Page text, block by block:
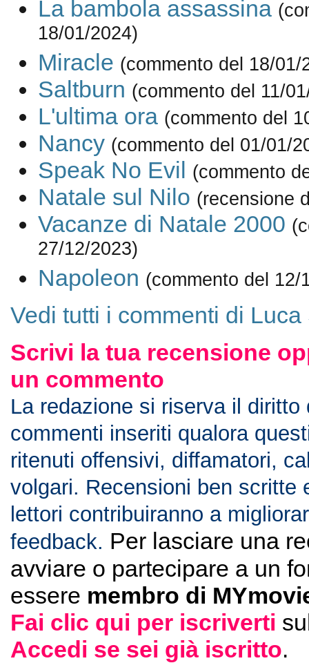
La bambola assassina
18/01/2024)
Miracle (commento del 18/01/
Saltburn (commento del 11/
L'ultima ora (commento del
Nancy (commento del 01/01/
Speak No Evil (commento
Natale sul Nilo (recensione
Vacanze di Natale 2000
27/12/2023)
Napoleon (commento del 12/
Vedi tutti i commenti di Luca
Scrivi la tua recensione
un commento
La redazione si riserva il diritto
commenti inseriti qualora
ritenuti offensivi, diffamatori,
volgari. Recensioni ben scritte
lettori contribuiranno a
feedback. Per lasciare una
avviare o partecipare a un
essere membro di
Fai clic qui per iscriverti
Accedi se sei già iscritto.